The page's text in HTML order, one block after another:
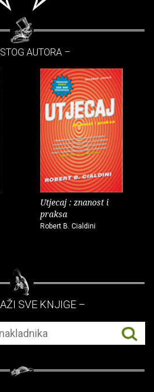
AUTORA –
Utjecaj : znanost i
praksa
Robert B. Cialdini
SVE KNJIGE –